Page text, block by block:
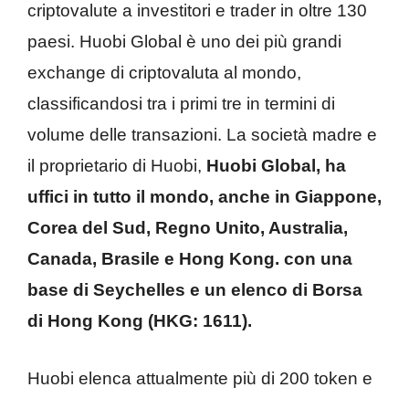
criptovalute a investitori e trader in oltre 130
paesi. Huobi Global è uno dei più grandi
exchange di criptovaluta al mondo,
classificandosi tra i primi tre in termini di
volume delle transazioni. La società madre e
il proprietario di Huobi, Huobi Global, ha
uffici in tutto il mondo, anche in Giappone,
Corea del Sud, Regno Unito, Australia,
Canada, Brasile e Hong Kong. con una
base di Seychelles e un elenco di Borsa
di Hong Kong (HKG: 1611).
Huobi elenca attualmente più di 200 token e